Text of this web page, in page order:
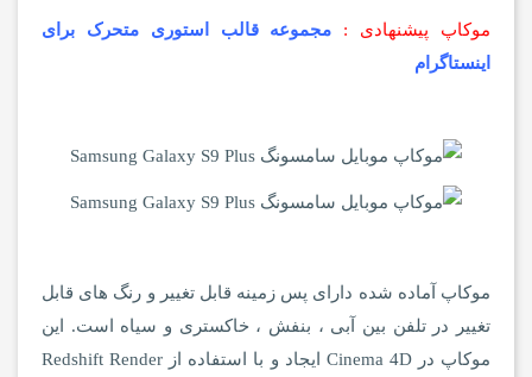
موکاپ پیشنهادی : مجموعه قالب استوری متحرک برای
اینستاگرام
موکاپ آماده شده دارای پس زمینه قابل تغییر و رنگ های قابل
تغییر در تلفن بین آبی ، بنفش ، خاکستری و سیاه است. این
موکاپ در Cinema 4D ایجاد و با استفاده از Redshift Render